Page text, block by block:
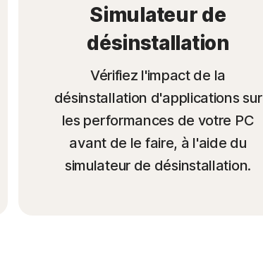
Simulateur de
désinstallation
Vérifiez l'impact de la
désinstallation d'applications sur
les performances de votre PC
avant de le faire, à l'aide du
simulateur de désinstallation.